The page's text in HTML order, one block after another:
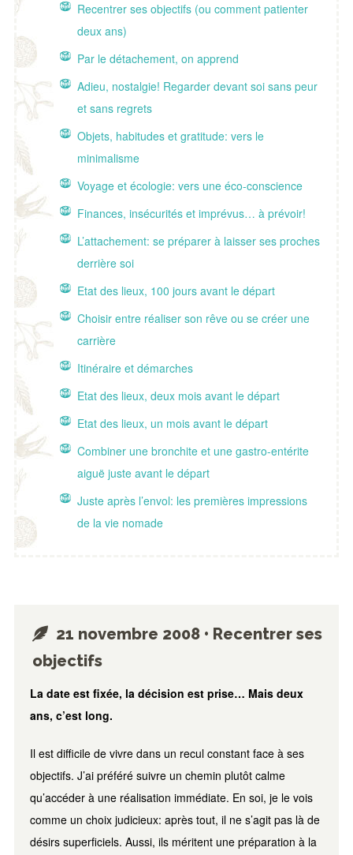
Recentrer ses objectifs (ou comment patienter
deux ans)
Par le détachement, on apprend
Adieu, nostalgie! Regarder devant soi sans peur
et sans regrets
Objets, habitudes et gratitude: vers le
minimalisme
Voyage et écologie: vers une éco-conscience
Finances, insécurités et imprévus… à prévoir!
L’attachement: se préparer à laisser ses proches
derrière soi
Etat des lieux, 100 jours avant le départ
Choisir entre réaliser son rêve ou se créer une
carrière
Itinéraire et démarches
Etat des lieux, deux mois avant le départ
Etat des lieux, un mois avant le départ
Combiner une bronchite et une gastro-entérite
aiguë juste avant le départ
Juste après l’envol: les premières impressions
de la vie nomade
21 novembre 2008 • Recentrer ses
objectifs
La date est fixée, la décision est prise… Mais deux
ans, c’est long.
Il est difficile de vivre dans un recul constant face à ses
objectifs. J’ai préféré suivre un chemin plutôt calme
qu’accéder à une réalisation immédiate. En soi, je le vois
comme un choix judicieux: après tout, il ne s’agit pas là de
désirs superficiels. Aussi, ils méritent une préparation à la